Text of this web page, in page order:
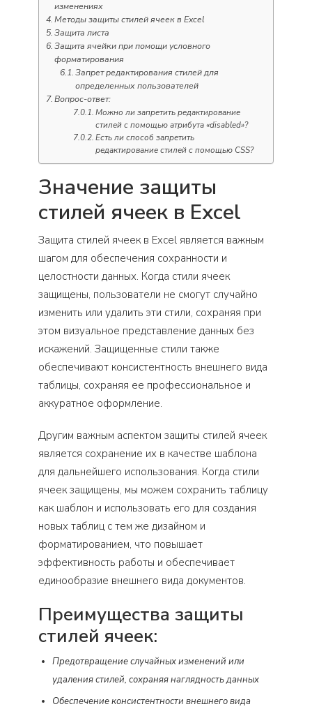
изменениях
Методы защиты стилей ячеек в Excel
Защита листа
Защита ячейки при помощи условного
форматирования
Запрет редактирования стилей для
определенных пользователей
Вопрос-ответ:
Можно ли запретить редактирование
стилей с помощью атрибута «disabled»?
Есть ли способ запретить
редактирование стилей с помощью CSS?
Значение защиты
стилей ячеек в Excel
Защита стилей ячеек в Excel является важным
шагом для обеспечения сохранности и
целостности данных. Когда стили ячеек
защищены, пользователи не смогут случайно
изменить или удалить эти стили, сохраняя при
этом визуальное представление данных без
искажений. Защищенные стили также
обеспечивают консистентность внешнего вида
таблицы, сохраняя ее профессиональное и
аккуратное оформление.
Другим важным аспектом защиты стилей ячеек
является сохранение их в качестве шаблона
для дальнейшего использования. Когда стили
ячеек защищены, мы можем сохранить таблицу
как шаблон и использовать его для создания
новых таблиц с тем же дизайном и
форматированием, что повышает
эффективность работы и обеспечивает
единообразие внешнего вида документов.
Преимущества защиты
стилей ячеек:
Предотвращение случайных изменений или
удаления стилей, сохраняя наглядность данных
Обеспечение консистентности внешнего вида